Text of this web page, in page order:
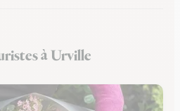
à Urville